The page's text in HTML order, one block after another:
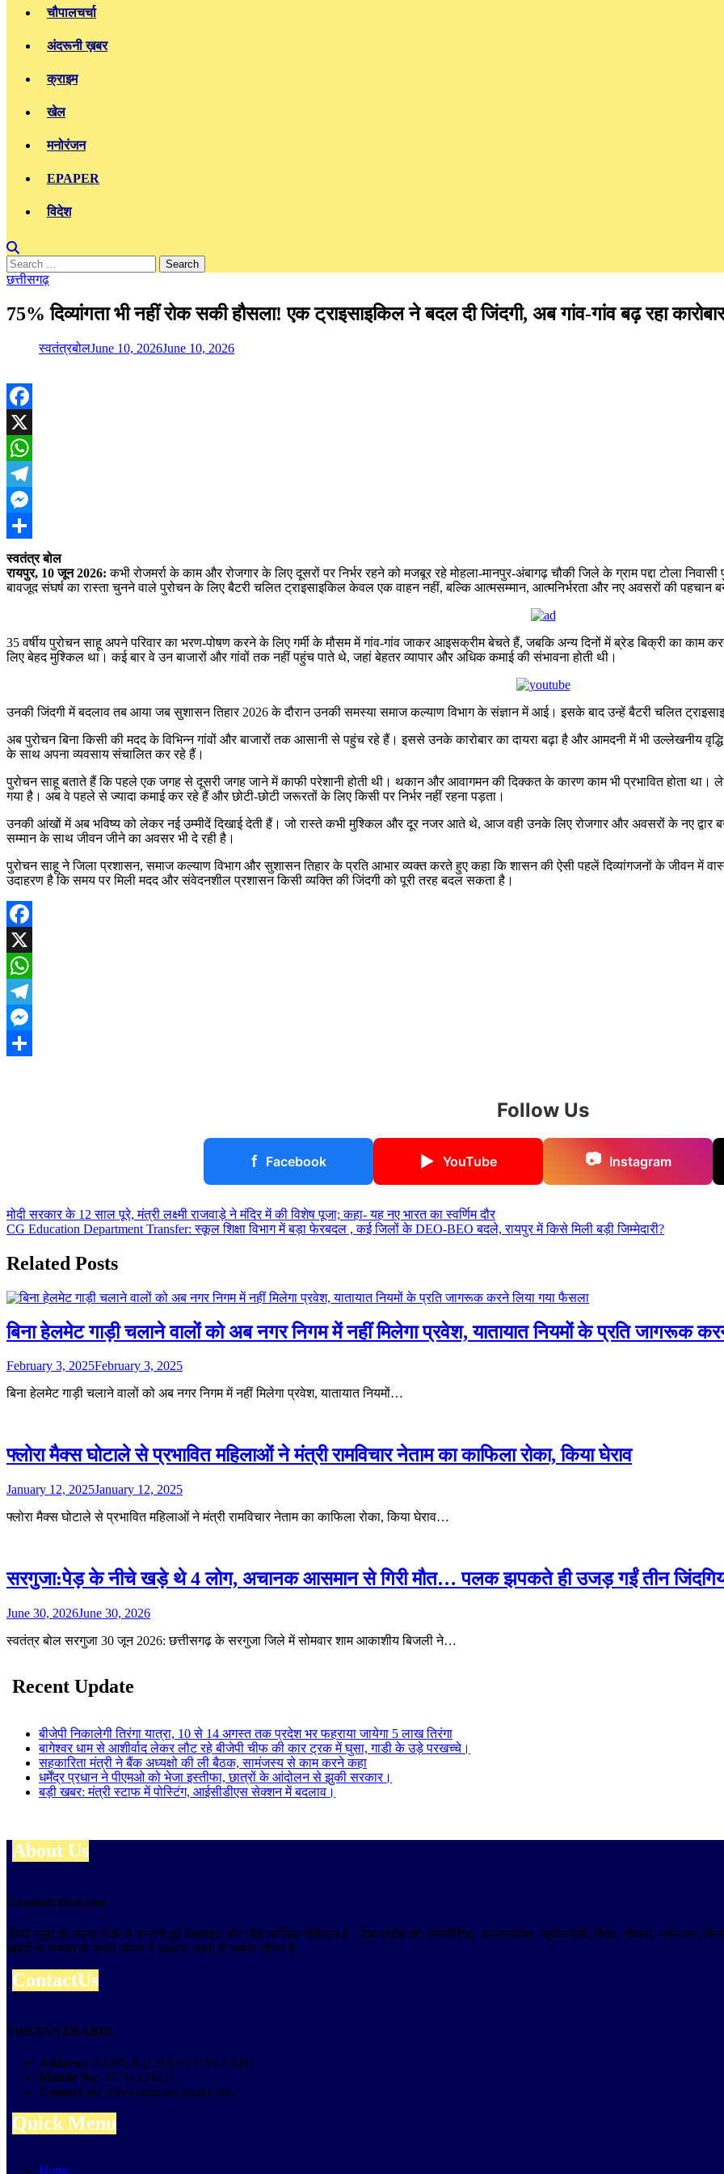
चौपालचर्चा
अंदरूनी ख़बर
क्राइम
खेल
मनोरंजन
EPAPER
विदेश
Search
for:
छत्तीसगढ़
75% दिव्यांगता भी नहीं रोक सकी हौसला! एक ट्राइसाइकिल ने बदल दी जिंदगी, अब गांव-गांव बढ़ रहा कारोबार
स्वतंत्रबोलJune 10, 2026June 10, 2026
Facebook
X
WhatsApp
Telegram
Messenger
Share
स्वतंत्र बोल
रायपुर, 10 जून 2026: कभी रोजमर्रा के काम और रोजगार के लिए दूसरों पर निर्भर रहने को मजबूर रहे मोहला-मानपुर-अंबागढ़ चौकी जिले के ग्राम पद्दा टोला
बावजूद संघर्ष का रास्ता चुनने वाले पुरोचन के लिए बैटरी चलित ट्राइसाइकिल केवल एक वाहन नहीं, बल्कि आत्मसम्मान, आत्मनिर्भरता और नए अवसरों की पहचान
35 वर्षीय पुरोचन साहू अपने परिवार का भरण-पोषण करने के लिए गर्मी के मौसम में गांव-गांव जाकर आइसक्रीम बेचते हैं, जबकि अन्य दिनों में ब्रेड बिक्री का काम
लिए बेहद मुश्किल था। कई बार वे उन बाजारों और गांवों तक नहीं पहुंच पाते थे, जहां बेहतर व्यापार और अधिक कमाई की संभावना होती थी।
उनकी जिंदगी में बदलाव तब आया जब सुशासन तिहार 2026 के दौरान उनकी समस्या समाज कल्याण विभाग के संज्ञान में आई। इसके बाद उन्हें बैटरी चलित
अब पुरोचन बिना किसी की मदद के विभिन्न गांवों और बाजारों तक आसानी से पहुंच रहे हैं। इससे उनके कारोबार का दायरा बढ़ा है और आमदनी में भी उल्लेखनीय
के साथ अपना व्यवसाय संचालित कर रहे हैं।
पुरोचन साहू बताते हैं कि पहले एक जगह से दूसरी जगह जाने में काफी परेशानी होती थी। थकान और आवागमन की दिक्कत के कारण काम भी प्रभावित होता था।
गया है। अब वे पहले से ज्यादा कमाई कर रहे हैं और छोटी-छोटी जरूरतों के लिए किसी पर निर्भर नहीं रहना पड़ता।
उनकी आंखों में अब भविष्य को लेकर नई उम्मीदें दिखाई देती हैं। जो रास्ते कभी मुश्किल और दूर नजर आते थे, आज वही उनके लिए रोजगार और अवसरों के नए द्वार
सम्मान के साथ जीवन जीने का अवसर भी दे रही है।
पुरोचन साहू ने जिला प्रशासन, समाज कल्याण विभाग और सुशासन तिहार के प्रति आभार व्यक्त करते हुए कहा कि शासन की ऐसी पहलें दिव्यांगजनों के जीवन में
उदाहरण है कि समय पर मिली मदद और संवेदनशील प्रशासन किसी व्यक्ति की जिंदगी को पूरी तरह बदल सकता है।
Facebook
X
WhatsApp
Telegram
Messenger
Follow Us
f Facebook ▶ YouTube 📷 Instagram
Post
navigation
मोदी सरकार के 12 साल पूरे, मंत्री लक्ष्मी राजवाड़े ने मंदिर में की विशेष पूजा; कहा- यह नए भारत का स्वर्णिम दौर
CG Education Department Transfer: स्कूल शिक्षा विभाग में बड़ा फेरबदल , कई जिलों के DEO-BEO बदले, रायपुर में किसे मिली बड़ी जिम्मेदारी?
Related Posts
बिना हेलमेट गाड़ी चलाने वालों को अब नगर निगम में नहीं मिलेगा प्रवेश, यातायात नियमों के प्रति जागरूक
February 3, 2025February 3, 2025
बिना हेलमेट गाड़ी चलाने वालों को अब नगर निगम में नहीं मिलेगा प्रवेश, यातायात नियमों…
फ्लोरा मैक्स घोटाले से प्रभावित महिलाओं ने मंत्री रामविचार नेताम का काफिला रोका, किया घेराव
January 12, 2025January 12, 2025
फ्लोरा मैक्स घोटाले से प्रभावित महिलाओं ने मंत्री रामविचार नेताम का काफिला रोका, किया घेराव…
सरगुजा:पेड़ के नीचे खड़े थे 4 लोग, अचानक आसमान से गिरी मौत… पलक झपकते ही उजड़ गईं तीन
June 30, 2026June 30, 2026
स्वतंत्र बोल सरगुजा 30 जून 2026: छत्तीसगढ़ के सरगुजा जिले में सोमवार शाम आकाशीय बिजली ने…
Recent Update
बीजेपी निकालेगी तिरंगा यात्रा, 10 से 14 अगस्त तक प्रदेश भर फहराया जायेगा 5 लाख तिरंगा
बागेश्वर धाम से आशीर्वाद लेकर लौट रहे बीजेपी चीफ की कार ट्रक में घुसा, गाडी के उड़े परखच्चे।
सहकारिता मंत्री ने बैंक अध्यक्षो की ली बैठक, सामंजस्य से काम करने कहा
धर्मेंद्र प्रधान ने पीएमओ को भेजा इस्तीफा, छात्रों के आंदोलन से झुकी सरकार।
बड़ी खबर: मंत्री स्टाफ में पोस्टिंग, आईसीडीएस सेक्शन में बदलाव।
About Us
Swatantrabol.com
हिन्दी न्यूज़ की सबसे तेजी से उभरती हुई वेबसाइट और हिंदी मासिक पत्रिका है। देश-प्रदेश की राजनीतिक, समसामयिक, ब्यूरोक्रेसी, शिक्षा, नौकरी,
खबरों के माध्यम से उनके जीवन में बदलाव लाना ही हमारा उद्देश्य है।
ContactUs
SWATANTRABOL
Address: RAIPUR (CHHATTISGARH)
Mobile No: 07714334457
Contact us: bolswatantra@gmail.com
Quick Menu
Home